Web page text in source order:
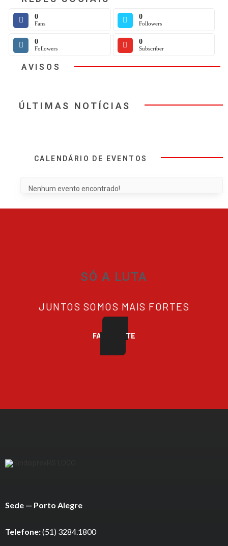
0
Fans
0
Followers
0
Followers
0
Subscriber
AVISOS
ÚLTIMAS NOTÍCIAS
CALENDÁRIO DE EVENTOS
Nenhum evento encontrado!
SÓ A LUTA
JUNTOS SOMOS MAIS FORTES
FAÇA PARTE
Sede — Porto Alegre
Telefone:(51) 3284.1800